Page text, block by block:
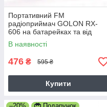
Портативний FM
радіоприймач GOLON RX-
606 на батарейках та від
мережі
В наявності
476 ₴ 595 ₴
Купити